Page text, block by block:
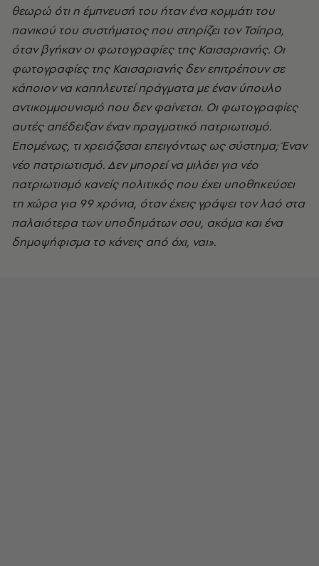
θεωρώ ότι η έμπνευσή του ήταν ένα κομμάτι του
πανικού του συστήματος που στηρίζει τον Τσίπρα,
όταν βγήκαν οι φωτογραφίες της Καισαριανής. Οι
φωτογραφίες της Καισαριανής δεν επιτρέπουν σε
κάποιον να καπηλευτεί πράγματα με έναν ύπουλο
αντικομμουνισμό που δεν φαίνεται. Οι φωτογραφίες
αυτές απέδειξαν έναν πραγματικό πατριωτισμό.
Επομένως, τι χρειάζεσαι επειγόντως ως σύστημα; Έναν
νέο πατριωτισμό. Δεν μπορεί να μιλάει για νέο
πατριωτισμό κανείς πολιτικός που έχει υποθηκεύσει
τη χώρα για 99 χρόνια, όταν έχεις γράψει τον λαό στα
παλαιότερα των υποδημάτων σου, ακόμα και ένα
δημοψήφισμα το κάνεις από όχι, ναι».